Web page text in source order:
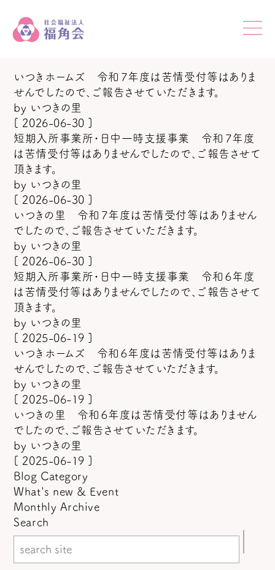
いつきホームズ 令和７年度は苦情受付等はありま
せんでしたので、ご報告させていただきます。
by いつきの里
[ 2026-06-30 ]
短期入所事業所・日中一時支援事業 令和７年度
は苦情受付等はありませんでしたので、ご報告させて
頂きます。
by いつきの里
[ 2026-06-30 ]
いつきの里 令和７年度は苦情受付等はありません
でしたので、ご報告させていただきます。
by いつきの里
[ 2026-06-30 ]
短期入所事業所・日中一時支援事業 令和６年度
は苦情受付等はありませんでしたので、ご報告させて
頂きます。
by いつきの里
[ 2025-06-19 ]
いつきホームズ 令和６年度は苦情受付等はありま
せんでしたので、ご報告させていただきます。
by いつきの里
[ 2025-06-19 ]
いつきの里 令和６年度は苦情受付等はありません
でしたので、ご報告させていただきます。
by いつきの里
[ 2025-06-19 ]
Blog Category
What's new & Event
Monthly Archive
Search